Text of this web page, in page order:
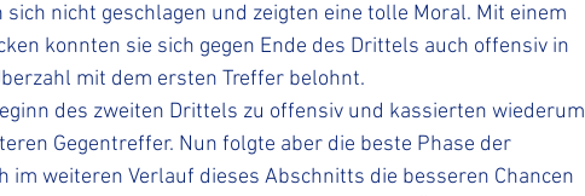
sich nicht geschlagen und zeigten eine tolle Moral. Mit einem
konnten sie sich gegen Ende des Drittels auch offensiv in
mit dem ersten Treffer belohnt.
des zweiten Drittels zu offensiv und kassierten wiederum
Gegentreffer. Nun folgte aber die beste Phase der
im weiteren Verlauf dieses Abschnitts die besseren Chancen